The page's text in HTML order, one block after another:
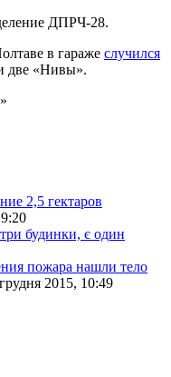
ДПРЧ-28.
в гараже случился
две «Нивы».
2,5 гектаров
будинки, є один
пожара нашли тело
2015, 10:49